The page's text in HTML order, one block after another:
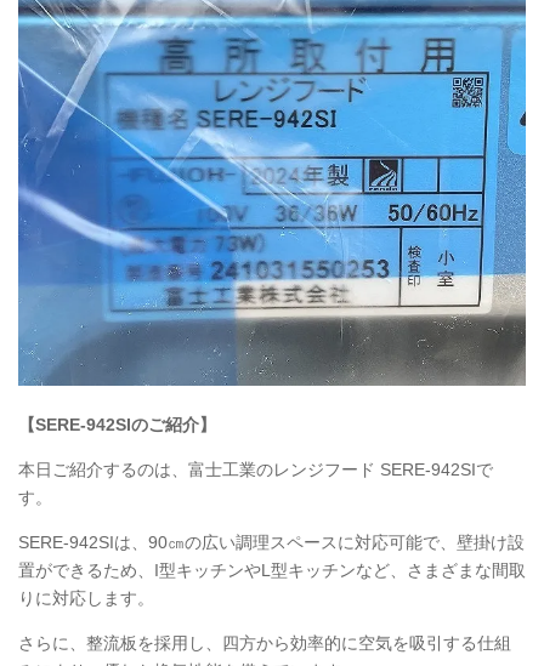
【SERE-942SIのご紹介】
本日ご紹介するのは、富士工業のレンジフード SERE-942SIで
す。
SERE-942SIは、90㎝の広い調理スペースに対応可能で、壁掛け設
置ができるため、I型キッチンやL型キッチンなど、さまざまな間取
りに対応します。
さらに、整流板を採用し、四方から効率的に空気を吸引する仕組